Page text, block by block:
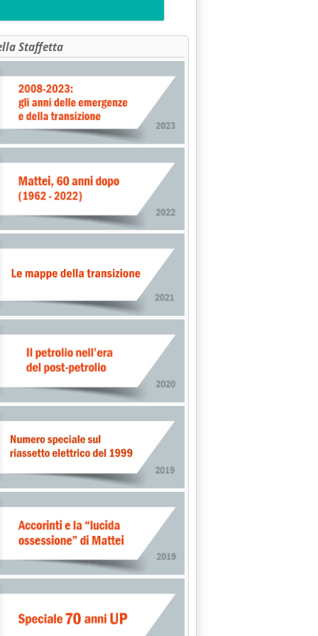
15.56.
200-300 pozzi in 3-4 anni'
Staffetta